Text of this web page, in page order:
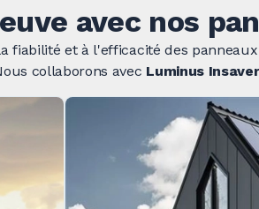
avec nos
fiabilité et à l'efficacité des
collaborons avec Luminus